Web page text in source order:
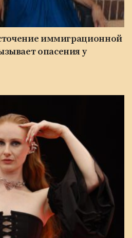
иммиграционной
опасения у